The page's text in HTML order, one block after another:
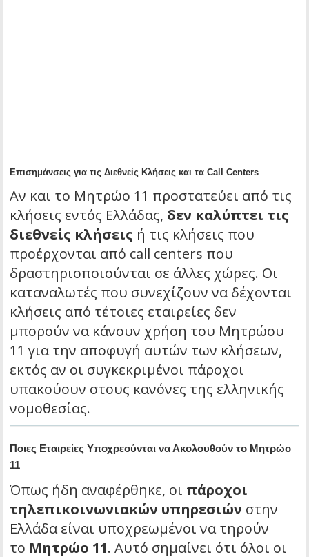
Επισημάνσεις για τις Διεθνείς Κλήσεις και τα Call Centers
Αν και το Μητρώο 11 προστατεύει από τις
κλήσεις εντός Ελλάδας, δεν καλύπτει τις
διεθνείς κλήσεις ή τις κλήσεις που
προέρχονται από call centers που
δραστηριοποιούνται σε άλλες χώρες. Οι
καταναλωτές που συνεχίζουν να δέχονται
κλήσεις από τέτοιες εταιρείες δεν
μπορούν να κάνουν χρήση του Μητρώου
11 για την αποφυγή αυτών των κλήσεων,
εκτός αν οι συγκεκριμένοι πάροχοι
υπακούουν στους κανόνες της ελληνικής
νομοθεσίας.
Ποιες Εταιρείες Υποχρεούνται να Ακολουθούν το Μητρώο
11
Όπως ήδη αναφέρθηκε, οι πάροχοι
τηλεπικοινωνιακών υπηρεσιών στην
Ελλάδα είναι υποχρεωμένοι να τηρούν
το Μητρώο 11. Αυτό σημαίνει ότι όλοι οι